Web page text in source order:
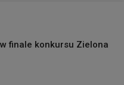
finale konkursu Zielona